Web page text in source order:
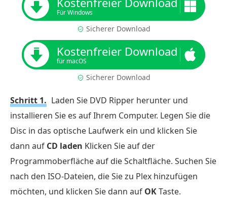
Für Windows
Sicherer Download
Kostenfreier Download
für macOS
Sicherer Download
Schritt 1. Laden Sie DVD Ripper herunter und
installieren Sie es auf Ihrem Computer. Legen Sie die
Disc in das optische Laufwerk ein und klicken Sie
dann auf CD laden Klicken Sie auf der
Programmoberfläche auf die Schaltfläche. Suchen Sie
nach den ISO-Dateien, die Sie zu Plex hinzufügen
möchten, und klicken Sie dann auf OKTaste.